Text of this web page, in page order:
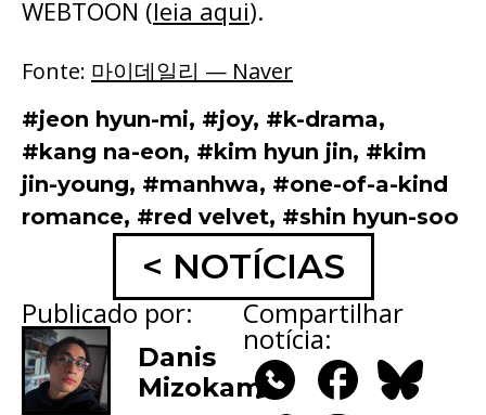
WEBTOON (leia aqui).
Fonte: 마이데일리 — Naver
#jeon hyun-mi, #joy, #k-drama,
#kang na-eon, #kim hyun jin, #kim
jin-young, #manhwa, #one-of-a-kind
romance, #red velvet, #shin hyun-soo
< NOTÍCIAS
Publicado por:
Danis
Mizokami
Compartilhar
notícia: